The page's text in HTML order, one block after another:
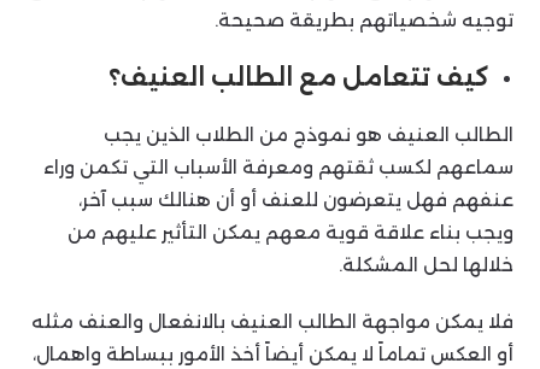
توجيه شخصياتهم بطريقة صحيحة.
كيف تتعامل مع الطالب العنيف؟
الطالب العنيف هو نموذج من الطلاب الذين يجب
سماعهم لكسب ثقتهم ومعرفة الأسباب التي تكمن وراء
عنفهم فهل يتعرضون للعنف أو أن هنالك سبب آخر،
ويجب بناء علاقة قوية معهم يمكن التأثير عليهم من
خلالها لحل المشكلة.
فلا يمكن مواجهة الطالب العنيف بالانفعال والعنف مثله
أو العكس تماماً لا يمكن أيضاً أخذ الأمور ببساطة واهمال،